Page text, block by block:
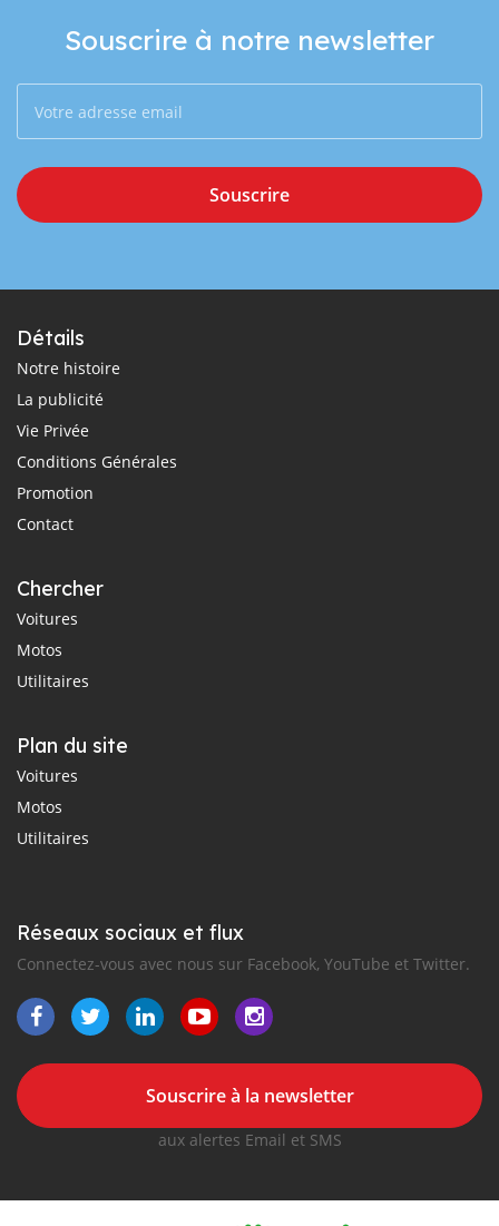
Souscrire à notre newsletter
Souscrire
Détails
Notre histoire
La publicité
Vie Privée
Conditions Générales
Promotion
Contact
Chercher
Voitures
Motos
Utilitaires
Plan du site
Voitures
Motos
Utilitaires
Réseaux sociaux et flux
Connectez-vous avec nous sur Facebook, YouTube et Twitter.
Souscrire à la newsletter
aux alertes Email et SMS